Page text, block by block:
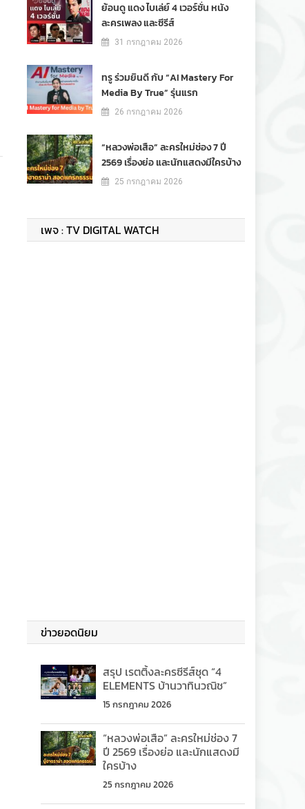
ย้อนดู แดง ไบเล่ย์ 4 เวอร์ชั่น หนัง
ละครเพลง และซีรีส์
31 กรกฎาคม 2026
ทรู ร่วมยินดี กับ “AI Mastery For
Media By True” รุ่นแรก
26 กรกฎาคม 2026
“หลวงพ่อเสือ” ละครใหม่ช่อง 7 ปี
2569 เรื่องย่อ และนักแสดงมีใครบ้าง
25 กรกฎาคม 2026
เพจ : TV DIGITAL WATCH
ข่าวยอดนิยม
สรุป เรตติ้งละครซีรีส์ชุด “4
ELEMENTS บ้านวาทินวณิช”
15 กรกฎาคม 2026
“หลวงพ่อเสือ” ละครใหม่ช่อง 7
ปี 2569 เรื่องย่อ และนักแสดงมี
ใครบ้าง
25 กรกฎาคม 2026